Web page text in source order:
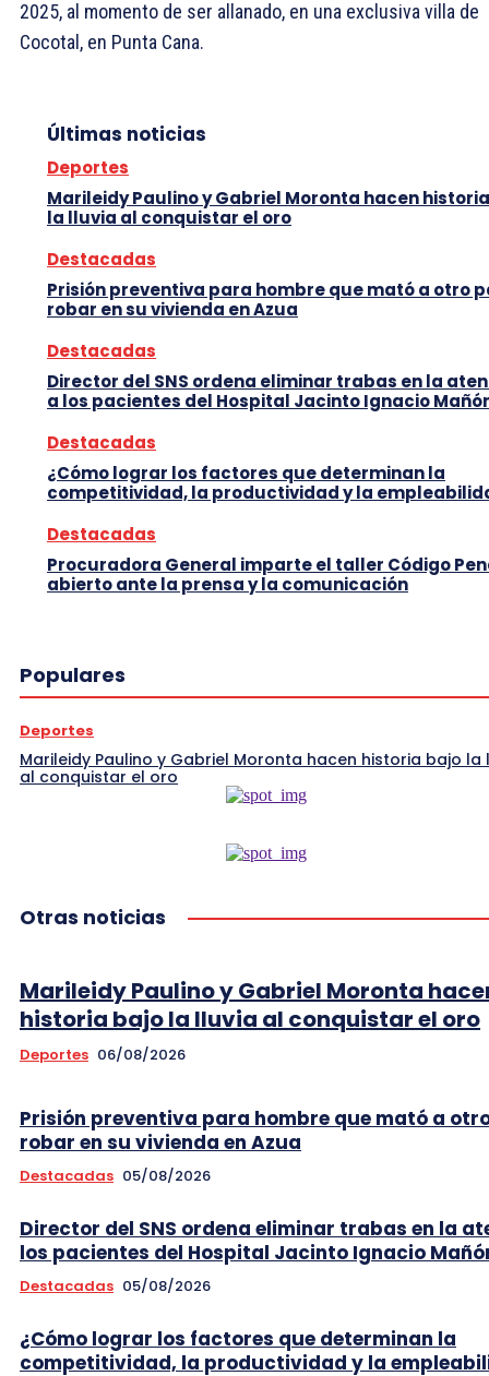
2025, al momento de ser allanado, en una exclusiva villa de
Cocotal, en Punta Cana.
Últimas noticias
Deportes
Marileidy Paulino y Gabriel Moronta hacen
la lluvia al conquistar el oro
Destacadas
Prisión preventiva para hombre que mató a otro
robar en su vivienda en Azua
Destacadas
Director del SNS ordena eliminar trabas en la
a los pacientes del Hospital Jacinto Ignacio
Destacadas
¿Cómo lograr los factores que determinan la
competitividad, la productividad y la
Destacadas
Procuradora General imparte el taller Código
abierto ante la prensa y la comunicación
Populares
Deportes
Marileidy Paulino y Gabriel Moronta hacen historia bajo la
al conquistar el oro
Otras noticias
Marileidy Paulino y Gabriel Moronta
historia bajo la lluvia al conquistar el oro
Deportes 06/08/2026
Prisión preventiva para hombre que mató a
robar en su vivienda en Azua
Destacadas 05/08/2026
Director del SNS ordena eliminar trabas en la
los pacientes del Hospital Jacinto Ignacio
Destacadas 05/08/2026
¿Cómo lograr los factores que determinan la
competitividad, la productividad y la